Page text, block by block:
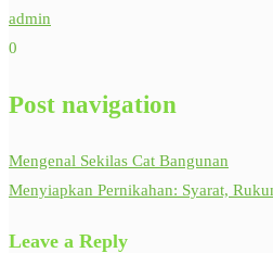
admin
0
Post navigation
Mengenal Sekilas Cat Bangunan
Menyiapkan Pernikahan: Syarat,
Leave a Reply